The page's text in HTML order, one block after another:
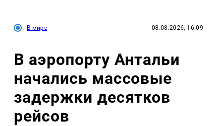
В мире 08.08.2026, 16:09
В аэропорту Антальи
начались массовые
задержки десятков
рейсов